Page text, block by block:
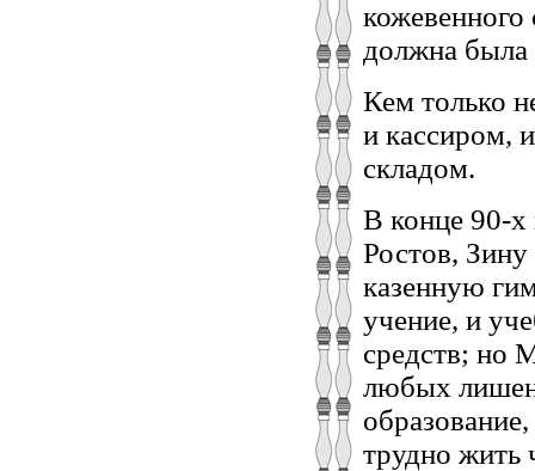
кожевенного
должна была
Кем только
и кассиром,
складом.
В конце 90-х
Ростов,
казенную
учение, и
средств; но
любых
трудно жить